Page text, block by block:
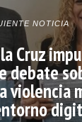
NOTICIA
Cruz
debate
violencia